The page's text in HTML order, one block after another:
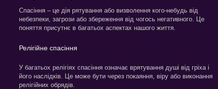
Спасіння – це дія рятування або визволення кого-небудь від
небезпеки, загрози або збереження від чогось негативного. Це
поняття присутнє в багатьох аспектах нашого життя.
Релігійне спасіння
У багатьох релігіях спасіння означає врятування душі від гріха і
його наслідків. Це може бути через покаяння, віру або виконання
релігійних обрядів.